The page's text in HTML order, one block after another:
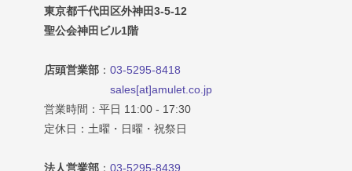
東京都千代田区外神田3-5-12
聖公会神田ビル1階
店頭営業部 ： 03-5295-8418
sales[at]amulet.co.jp
営業時間：平日 11:00 - 17:30
定休日：土曜・日曜・祝祭日
法人営業部 ： 03-5295-8439